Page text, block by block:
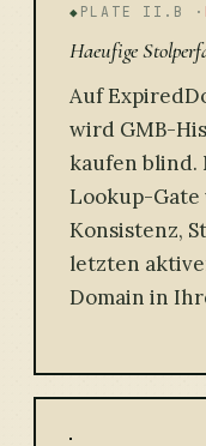
PLATE II.B ·
Haeufige
Auf
wird GMB-
kaufen blind.
Lookup-
Konsistenz,
letzten
Domain in